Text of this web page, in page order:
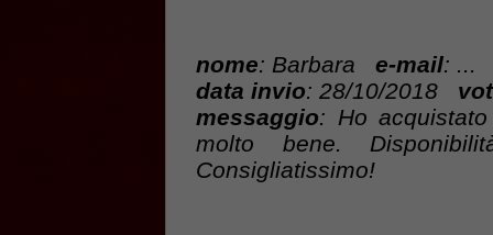
nome: Barbara e-mail: ...
data invio: 28/10/2018
messaggio: Ho
molto bene.
Consigliatissimo!